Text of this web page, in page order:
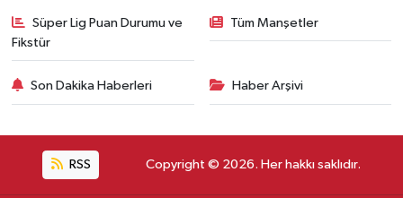
Süper Lig Puan Durumu ve
Fikstür
Tüm Manşetler
Son Dakika Haberleri Haber Arşivi
RSS Copyright © 2026. Her hakkı saklıdır.